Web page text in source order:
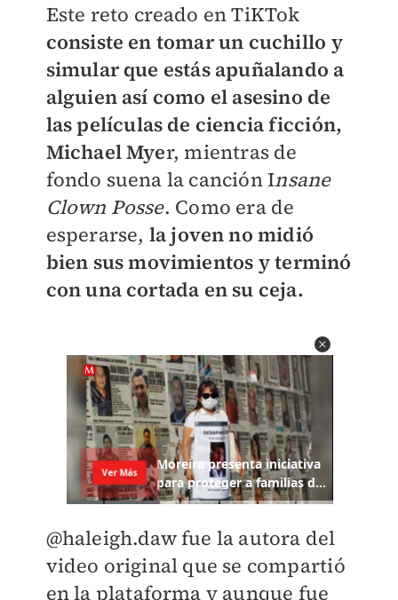
Este reto creado en TiKTok
consiste en tomar un cuchillo y
simular que estás apuñalando a
alguien así como el asesino de
las películas de ciencia ficción,
Michael Myer, mientras de
fondo suena la canción Insane
Clown Posse. Como era de
esperarse, la joven no midió
bien sus movimientos y terminó
con una cortada en su ceja.
@haleigh.daw fue la autora del
video original que se compartió
en la plataforma y aunque fue